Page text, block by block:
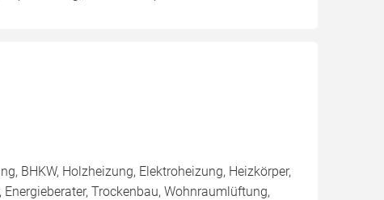
BHKW, Holzheizung, Elektroheizung, Heizkörper,
Trockenbau, Wohnraumlüftung,